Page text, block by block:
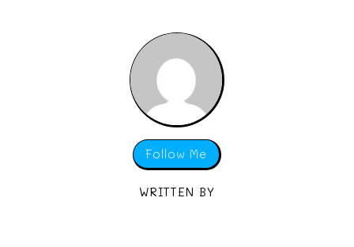
Follow Me
WRITTEN BY